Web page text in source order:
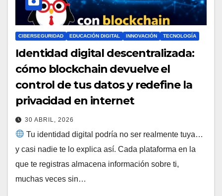
CIBERSEGURIDAD EDUCACIÓN DIGITAL INNOVACIÓN TECNOLOGÍA
Identidad digital descentralizada:
cómo blockchain devuelve el
control de tus datos y redefine la
privacidad en internet
30 ABRIL, 2026
Tu identidad digital podría no ser realmente tuya…
y casi nadie te lo explica así. Cada plataforma en la
que te registras almacena información sobre ti,
muchas veces sin…